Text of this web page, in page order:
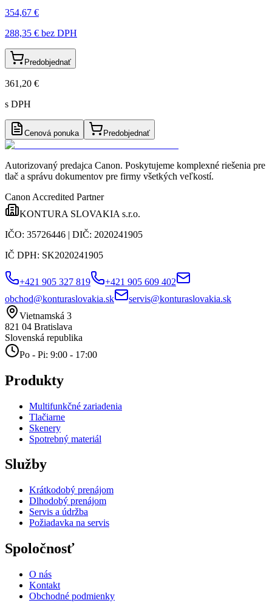
354,67 €
288,35 € bez DPH
Predobjednať
361,20 €
s DPH
Cenová ponuka Predobjednať
Autorizovaný predajca Canon. Poskytujeme komplexné riešenia pre
tlač a správu dokumentov pre firmy všetkých veľkostí.
Canon Accredited Partner
KONTURA SLOVAKIA s.r.o.
IČO: 35726446 | DIČ: 2020241905
IČ DPH: SK2020241905
+421 905 327 819
+421 905 609 402
obchod@konturaslovakia.sk
servis@konturaslovakia.sk
Vietnamská 3
821 04 Bratislava
Slovenská republika
Po - Pi: 9:00 - 17:00
Produkty
Multifunkčné zariadenia
Tlačiarne
Skenery
Spotrebný materiál
Služby
Krátkodobý prenájom
Dlhodobý prenájom
Servis a údržba
Požiadavka na servis
Spoločnosť
O nás
Kontakt
Obchodné podmienky